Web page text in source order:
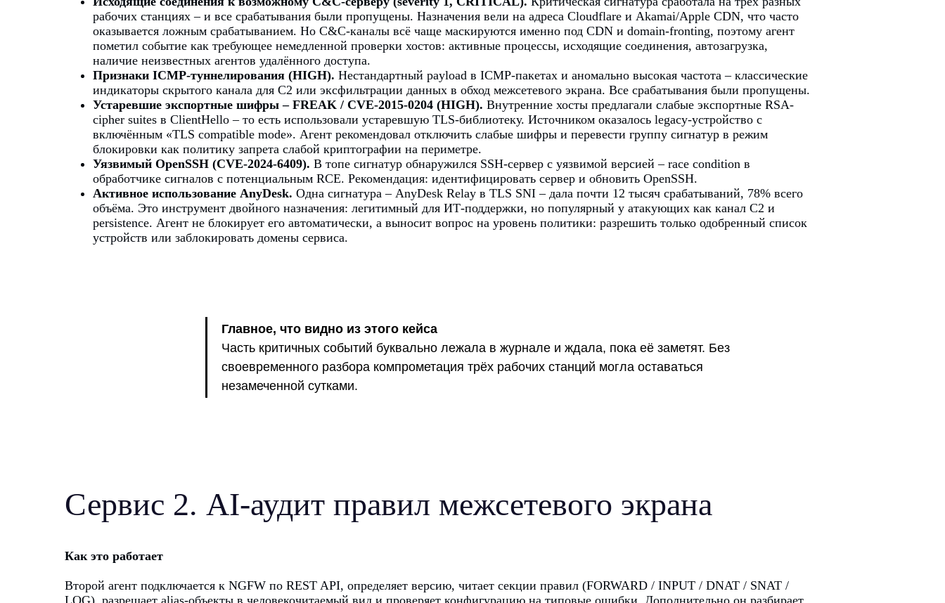
рабочих станциях – и все срабатывания были пропущены. Назначения вели на адреса Cloudflare и Akamai/Apple CDN, что часто
оказывается ложным срабатыванием. Но C&C-каналы всё чаще маскируются именно под CDN и domain-fronting, поэтому агент
пометил событие как требующее немедленной проверки хостов: активные процессы, исходящие соединения, автозагрузка,
наличие неизвестных агентов удалённого доступа.
Признаки ICMP-туннелирования (HIGH). Нестандартный payload в ICMP-пакетах и аномально высокая частота – классические
индикаторы скрытого канала для C2 или эксфильтрации данных в обход межсетевого экрана. Все срабатывания были пропущены.
Устаревшие экспортные шифры – FREAK / CVE-2015-0204 (HIGH). Внутренние хосты предлагали слабые экспортные RSA-
cipher suites в ClientHello – то есть использовали устаревшую TLS-библиотеку. Источником оказалось legacy-устройство с
включённым «TLS compatible mode». Агент рекомендовал отключить слабые шифры и перевести группу сигнатур в режим
блокировки как политику запрета слабой криптографии на периметре.
Уязвимый OpenSSH (CVE-2024-6409). В топе сигнатур обнаружился SSH-сервер с уязвимой версией – race condition в
обработчике сигналов с потенциальным RCE. Рекомендация: идентифицировать сервер и обновить OpenSSH.
Активное использование AnyDesk. Одна сигнатура – AnyDesk Relay в TLS SNI – дала почти 12 тысяч срабатываний, 78% всего
объёма. Это инструмент двойного назначения: легитимный для ИТ-поддержки, но популярный у атакующих как канал C2 и
persistence. Агент не блокирует его автоматически, а выносит вопрос на уровень политики: разрешить только одобренный список
устройств или заблокировать домены сервиса.
Главное, что видно из этого кейса
Часть критичных событий буквально лежала в журнале и ждала, пока её заметят. Без
своевременного разбора компрометация трёх рабочих станций могла оставаться
незамеченной сутками.
Сервис 2. AI-аудит правил межсетевого экрана
Как это работает
Второй агент подключается к NGFW по REST API, определяет версию, читает секции правил (FORWARD / INPUT / DNAT / SNAT /
LOG), разрешает alias-объекты в человекочитаемый вид и проверяет конфигурацию на типовые ошибки. Дополнительно он разбирает